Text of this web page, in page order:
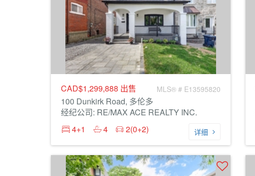
CAD$1,299,888 出售 MLS® # E13595820
100 Dunkirk Road, 多伦多
经纪公司: RE/MAX ACE REALTY INC.
4+1
4 2(0+2) 详细